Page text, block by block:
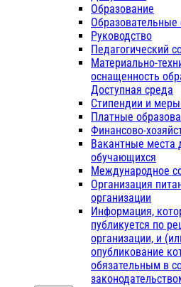
Образование
Образовательные
Руководство
Педагогический
Материально-
оснащенность
Доступная среда
Стипендии и
Платные
Финансово-
Вакантные места
обучающихся
Международное
Организация
организации
Информация,
публикуется по
организации, и
опубликование
обязательным в